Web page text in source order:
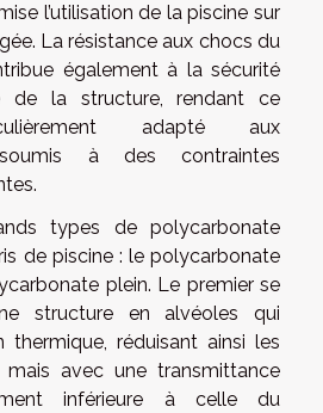
l’utilisation de la piscine sur
La résistance aux chocs du
également à la sécurité
la structure, rendant ce
adapté aux
soumis à des contraintes
types de polycarbonate
de piscine : le polycarbonate
plein. Le premier se
structure en alvéoles qui
thermique, réduisant ainsi les
mais avec une transmittance
inférieure à celle du